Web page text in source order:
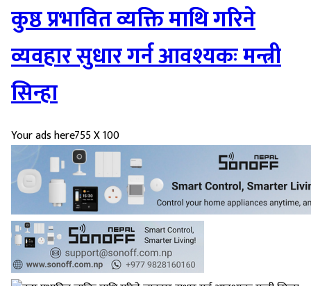
कुष्ठ प्रभावित व्यक्ति माथि गरिने
व्यवहार सुधार गर्न आवश्यकः मन्त्री
सिन्हा
Your ads here755 X 100